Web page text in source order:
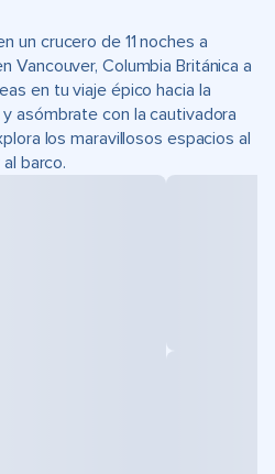
un crucero de 11 noches a
Vancouver, Columbia Británica a
en tu viaje épico hacia la
asómbrate con la cautivadora
los maravillosos espacios al
barco.